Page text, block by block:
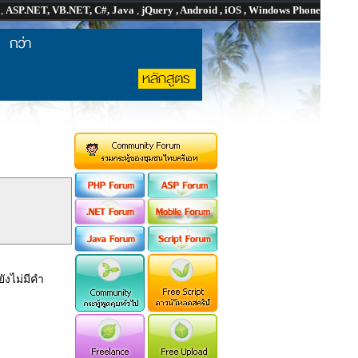
, ASP.NET, VB.NET, C#, Java , jQuery , Android , iOS , Windows Phone
งไม่มีคำ